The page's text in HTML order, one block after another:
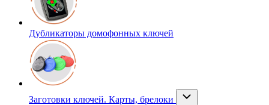
Дубликаторы домофонных ключей
Заготовки ключей. Карты, брелоки